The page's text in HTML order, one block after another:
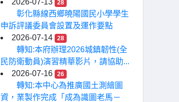
2026-07-13
28
彰化縣線西鄉曉陽國民小學學生
申訴評議委員會設置及運作要點
2026-07-14
28
轉知:本府辦理2026城鎮韌性(全
民防衛動員)演習精華影片，請協助...
2026-07-16
26
轉知:本中心為推廣國土測繪圖
資，業製作完成「成為識圖老馬－